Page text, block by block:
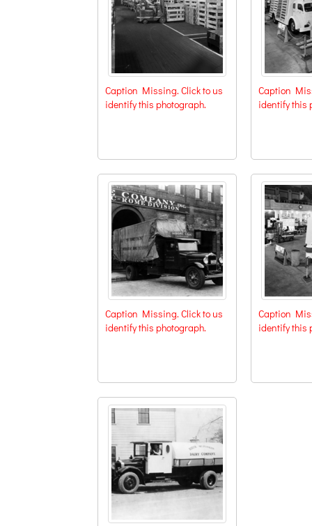
Caption Missing. Click to us
identify this photograph.
Caption
identify this
Caption Missing. Click to us
identify this photograph.
Caption
identify this